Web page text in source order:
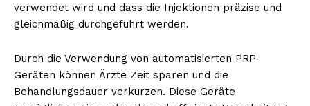
verwendet wird und dass die Injektionen präzise und
gleichmäßig durchgeführt werden.
Durch die Verwendung von automatisierten PRP-
Geräten können Ärzte Zeit sparen und die
Behandlungsdauer verkürzen. Diese Geräte